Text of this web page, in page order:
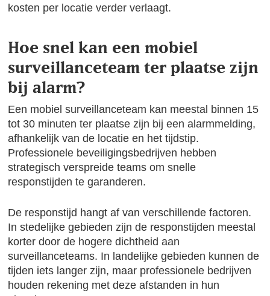
kosten per locatie verder verlaagt.
Hoe snel kan een mobiel
surveillanceteam ter plaatse zijn
bij alarm?
Een mobiel surveillanceteam kan meestal binnen 15
tot 30 minuten ter plaatse zijn bij een alarmmelding,
afhankelijk van de locatie en het tijdstip.
Professionele beveiligingsbedrijven hebben
strategisch verspreide teams om snelle
responstijden te garanderen.
De responstijd hangt af van verschillende factoren.
In stedelijke gebieden zijn de responstijden meestal
korter door de hogere dichtheid aan
surveillanceteams. In landelijke gebieden kunnen de
tijden iets langer zijn, maar professionele bedrijven
houden rekening met deze afstanden in hun